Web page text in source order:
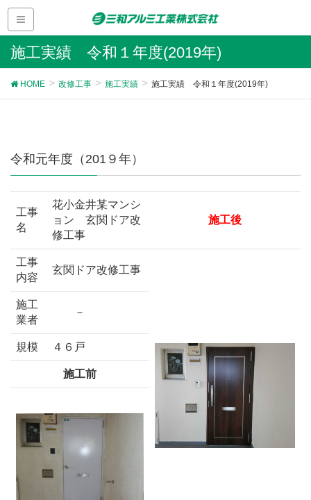
施工実績 令和１年度(2019年)
HOME 改修工事 施工実績 施工実績 令和１年度(2019年)
令和元年度（201９年）
工事
名
花小金井某マンシ
ョン 玄関ドア改
修工事
施工後
工事
内容
玄関ドア改修工事
施工
業者
－
規模 ４６戸
施工前